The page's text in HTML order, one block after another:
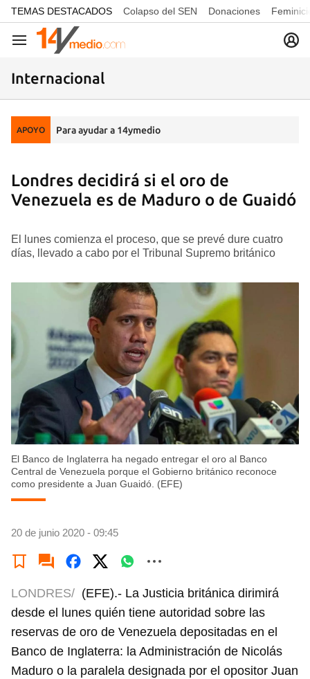
common.go-to-content
TEMAS DESTACADOS Colapso del SEN Donaciones
Navegación
Internacional
APOYO Para ayudar a 14ymedio
Londres decidirá si el oro de
Venezuela es de Maduro o de Guaidó
El lunes comienza el proceso, que se prevé dure cuatro
días, llevado a cabo por el Tribunal Supremo británico
El Banco de Inglaterra ha negado entregar el oro al Banco
Central de Venezuela porque el Gobierno británico reconoce
como presidente a Juan Guaidó. (EFE)
20 de junio 2020 - 09:45
LONDRES/ (EFE).- La Justicia británica dirimirá
desde el lunes quién tiene autoridad sobre las
reservas de oro de Venezuela depositadas en el
Banco de Inglaterra: la Administración de Nicolás
Maduro o la paralela designada por el opositor Juan